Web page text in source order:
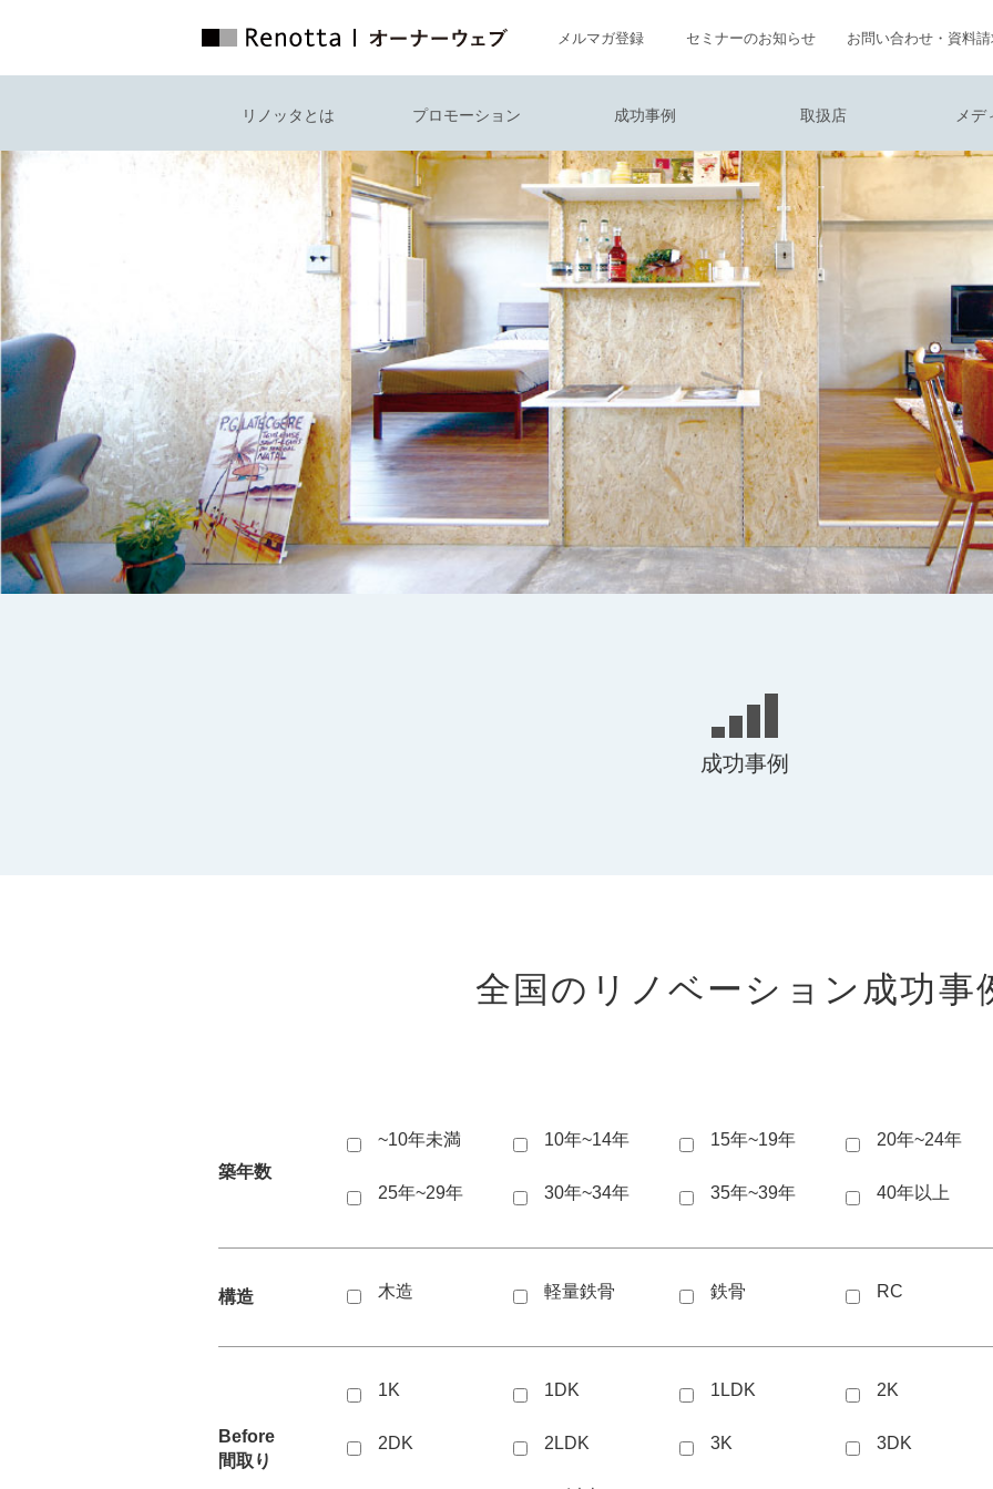
メルマガ登録 セミナーのお知らせ お問い合わせ・資料
リノッタとは プロモーション 成功事例 取扱店 メデ
成功事例
全国のリノベーション成功事
築年数
~10年未満 10年~14年 15年~19年 20年~24年
25年~29年 30年~34年 35年~39年 40年以上
構造 木造 軽量鉄骨 鉄骨 RC
Before
間取り
1K 1DK 1LDK 2K
2DK 2LDK 3K 3DK